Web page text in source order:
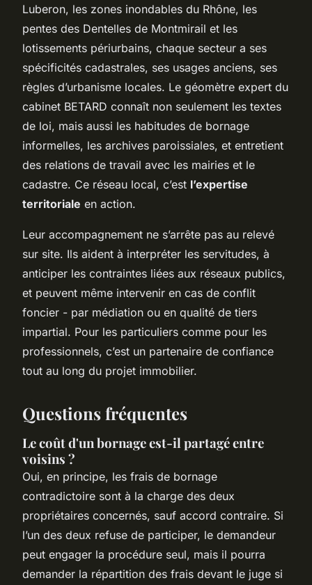
Luberon, les zones inondables du Rhône, les
pentes des Dentelles de Montmirail et les
lotissements périurbains, chaque secteur a ses
spécificités cadastrales, ses usages anciens, ses
règles d’urbanisme locales. Le géomètre expert du
cabinet BETARD connaît non seulement les textes
de loi, mais aussi les habitudes de bornage
informelles, les archives paroissiales, et entretient
des relations de travail avec les mairies et le
cadastre. Ce réseau local, c’est l’expertise
territoriale en action.
Leur accompagnement ne s’arrête pas au relevé
sur site. Ils aident à interpréter les servitudes, à
anticiper les contraintes liées aux réseaux publics,
et peuvent même intervenir en cas de conflit
foncier - par médiation ou en qualité de tiers
impartial. Pour les particuliers comme pour les
professionnels, c’est un partenaire de confiance
tout au long du projet immobilier.
Questions fréquentes
Le coût d'un bornage est-il partagé entre
voisins ?
Oui, en principe, les frais de bornage
contradictoire sont à la charge des deux
propriétaires concernés, sauf accord contraire. Si
l’un des deux refuse de participer, le demandeur
peut engager la procédure seul, mais il pourra
demander la répartition des frais devant le juge si